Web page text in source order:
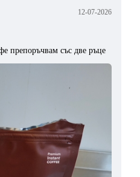
12-07-2026
препоръчвам със две ръце